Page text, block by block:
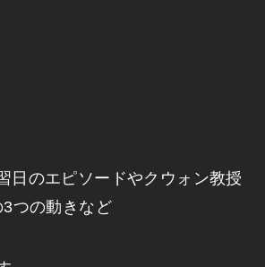
日のエピソードやクウォン教授
つの動きなど